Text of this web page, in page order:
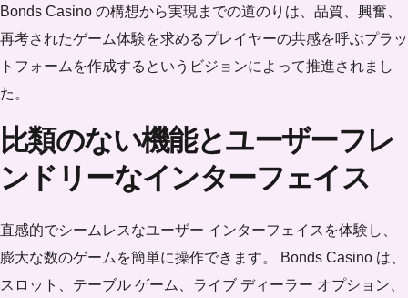
Bonds Casino の構想から実現までの道のりは、品質、興奮、
再考されたゲーム体験を求めるプレイヤーの共感を呼ぶプラッ
トフォームを作成するというビジョンによって推進されまし
た。
比類のない機能とユーザーフレ
ンドリーなインターフェイス
直感的でシームレスなユーザー インターフェイスを体験し、
膨大な数のゲームを簡単に操作できます。 Bonds Casino は、
スロット、テーブル ゲーム、ライブ ディーラー オプション、